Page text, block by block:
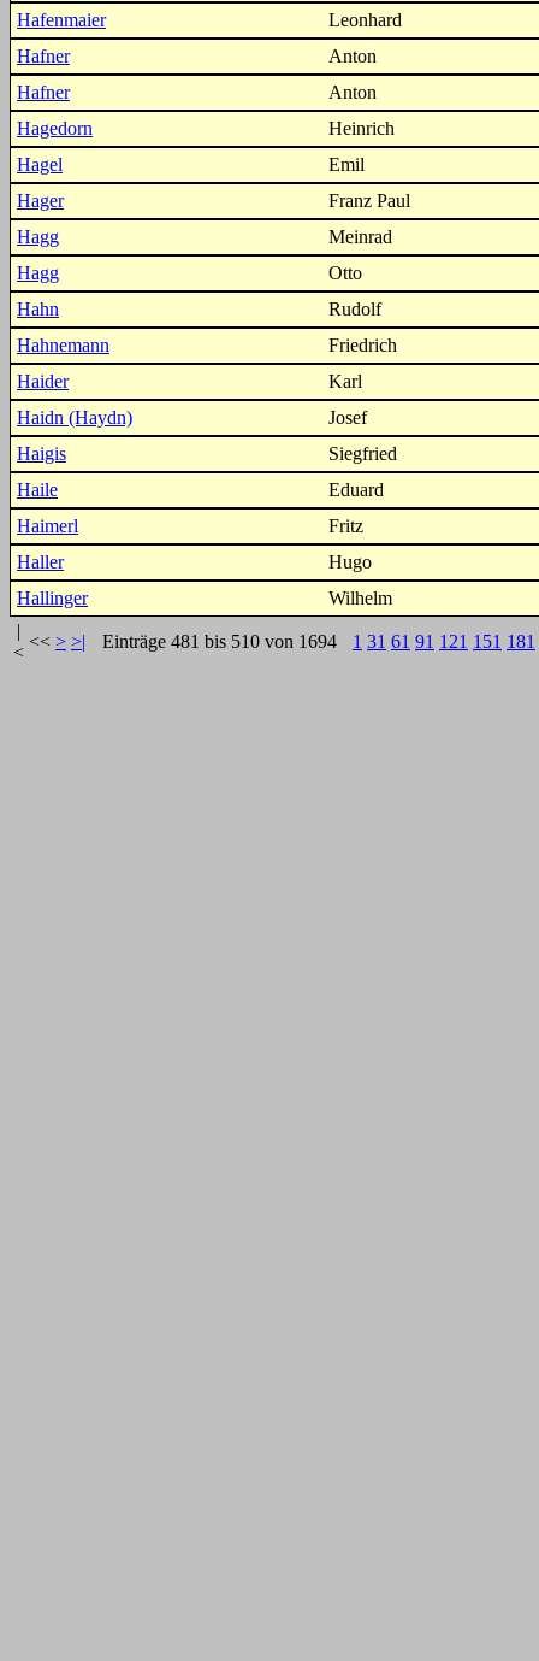
Hafenmaier
Leonhard
Hafner
Anton
Hafner
Anton
Hagedorn
Heinrich
Hagel
Emil
Hager
Franz Paul
Hagg
Meinrad
Hagg
Otto
Hahn
Rudolf
Hahnemann
Friedrich
Haider
Karl
Haidn (Haydn)
Josef
Haigis
Siegfried
Haile
Eduard
Haimerl
Fritz
Haller
Hugo
Hallinger
Wilhelm
|
<
<< > >| Einträge 481 bis 510 von 1694 1 31 61 91 121 151 181